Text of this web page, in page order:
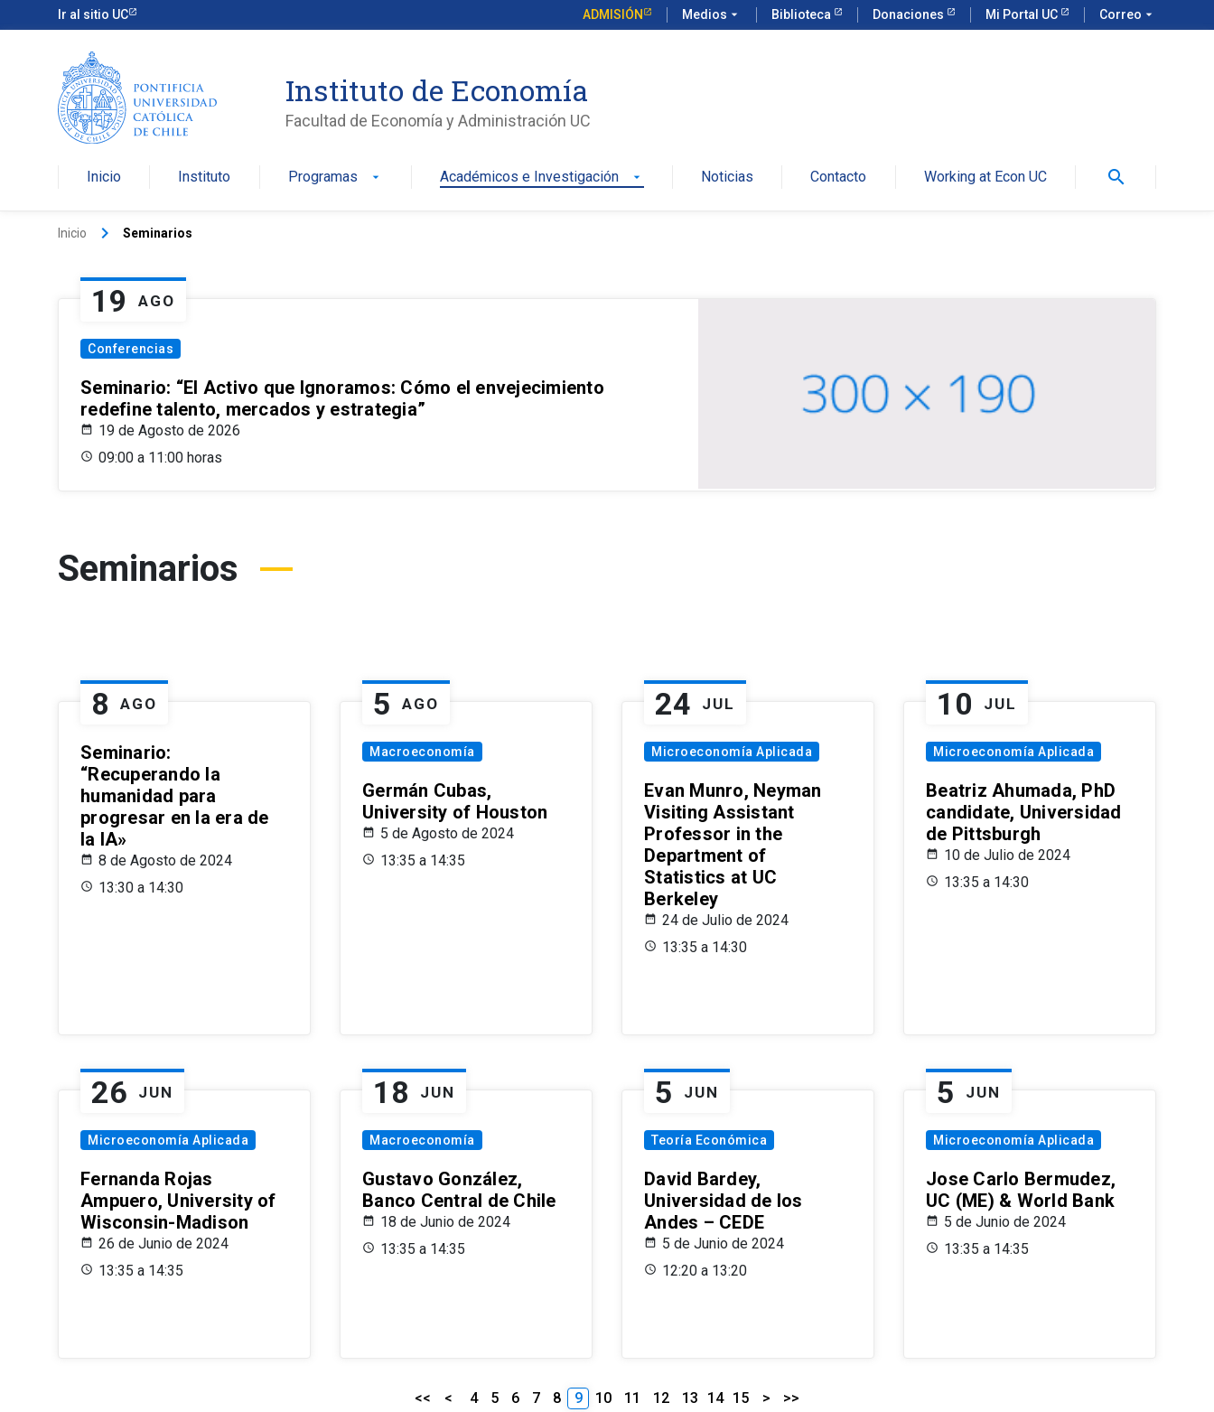
Ir al sitio UC ADMISIÓN Medios arrow_drop_down Biblioteca Donaciones Mi Portal UC Correo arrow_drop_down
Instituto de Economía
Facultad de Economía y Administración UC
Inicio Instituto Programas arrow_drop_down Académicos e Investigación arrow_drop_down Noticias Contacto Working at Econ UC search
Inicio keyboard_arrow_right Seminarios
19 AGO
Conferencias
Seminario: “El Activo que Ignoramos: Cómo el envejecimiento
redefine talento, mercados y estrategia”
19 de Agosto de 2026
09:00 a 11:00 horas
Seminarios
8 AGO
Seminario:
“Recuperando la
humanidad para
progresar en la era de
la IA»
8 de Agosto de 2024
13:30 a 14:30
5 AGO
Macroeconomía
Germán Cubas,
University of Houston
5 de Agosto de 2024
13:35 a 14:35
24 JUL
Microeconomía Aplicada
Evan Munro, Neyman
Visiting Assistant
Professor in the
Department of
Statistics at UC
Berkeley
24 de Julio de 2024
13:35 a 14:30
10 JUL
Microeconomía Aplicada
Beatriz Ahumada, PhD
candidate, Universidad
de Pittsburgh
10 de Julio de 2024
13:35 a 14:30
26 JUN
Microeconomía Aplicada
Fernanda Rojas
Ampuero, University of
Wisconsin-Madison
26 de Junio de 2024
13:35 a 14:35
18 JUN
Macroeconomía
Gustavo González,
Banco Central de Chile
18 de Junio de 2024
13:35 a 14:35
5 JUN
Teoría Económica
David Bardey,
Universidad de los
Andes – CEDE
5 de Junio de 2024
12:20 a 13:20
5 JUN
Microeconomía Aplicada
Jose Carlo Bermudez,
UC (ME) & World Bank
5 de Junio de 2024
13:35 a 14:35
<< < 4 5 6 7 8 9 10 11 12 13 14 15 > >>